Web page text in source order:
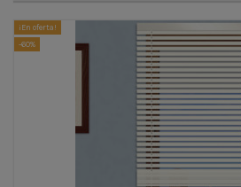
¡En oferta!
-60%